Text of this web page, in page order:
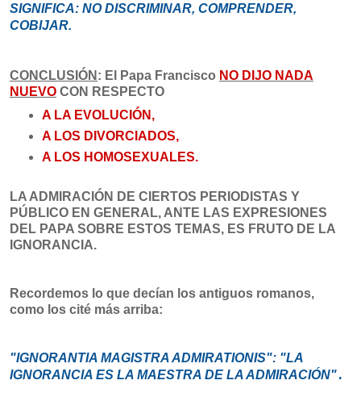
SIGNIFICA: NO DISCRIMINAR, COMPRENDER,
COBIJAR.
CONCLUSIÓN : El Papa Francisco NO DIJO NADA
NUEVO CON RESPECTO
A LA EVOLUCIÓN,
A LOS DIVORCIADOS,
A LOS HOMOSEXUALES.
LA ADMIRACIÓN DE CIERTOS PERIODISTAS Y
PÚBLICO EN GENERAL, ANTE LAS EXPRESIONES
DEL PAPA SOBRE ESTOS TEMAS, ES FRUTO DE LA
IGNORANCIA.
Recordemos lo que decían los antiguos romanos,
como los cité más arriba:
"IGNORANTIA MAGISTRA ADMIRATIONIS": "LA
IGNORANCIA ES LA MAESTRA DE LA ADMIRACIÓN".